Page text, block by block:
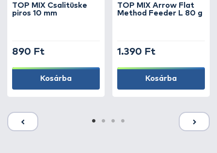
TOP MIX Csalitüske
piros 10 mm
890 Ft
Kosárba
TOP MIX Arrow Flat
Method Feeder L 80 g
1.390 Ft
Kosárba